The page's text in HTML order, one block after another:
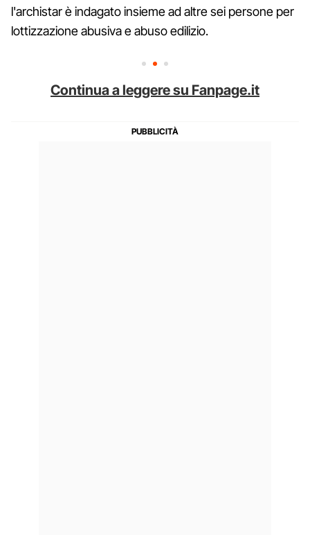
l'archistar è indagato insieme ad altre sei persone per
lottizzazione abusiva e abuso edilizio.
Continua a leggere su Fanpage.it